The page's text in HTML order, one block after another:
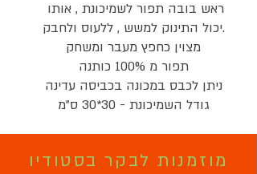
יכול התינוק למשש , ללעוס ולחבק.
מצוין כחפץ מעבר ומשחק
תפור מ 100% כותנה
ניתן לכבס במכונה בכביסה עדינה
גודל השמיכונת - 30*30 ס"מ
מוזמנות לבקר בסטודיו